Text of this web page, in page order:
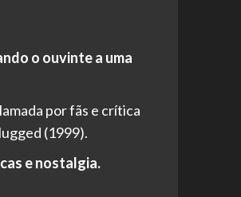
o ouvinte a uma
por fãs e crítica
(1999).
e nostalgia.